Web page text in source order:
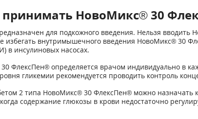
НовоМикс® 30
для подкожного введения. Нельзя вводить
избегать внутримышечного введения НовоМикс® 30
в инсулиновых насосах.
ФлексПен® определяется врачом индивидуально в
гликемии рекомендуется проводить контроль
2 типа НовоМикс® 30 ФлексПен® можно назначать
содержание глюкозы в крови недостаточно